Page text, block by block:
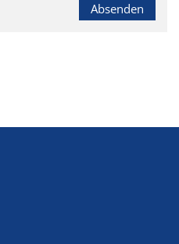
Absenden